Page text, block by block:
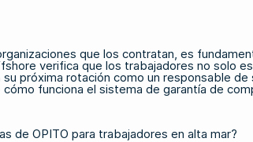
que los contratan, es
verifica que los trabajadores no solo
próxima rotación como un responsable
funciona el sistema de garantía de
de OPITO para trabajadores en alta mar?